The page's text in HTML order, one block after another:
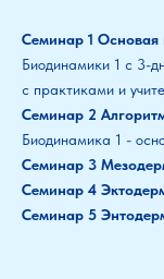
Семинар 1 Основая
Биодинамики 1 с 3-
с практиками и
Семинар 2
Биодинамика 1 -
Семинар 3
Семинар 4
Семинар 5